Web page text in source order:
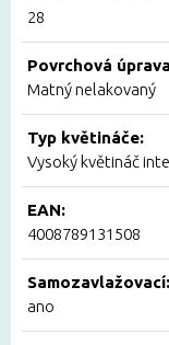
28
Povrchová
Matný nelakovaný
Typ květináče:
Vysoký květináč
EAN:
4008789131508
Samozavlažovací:
ano